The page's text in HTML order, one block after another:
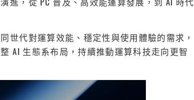
世代對運算效能、穩定性與使用體驗的需求，
AI 生態系布局，持續推動運算科技走向更智